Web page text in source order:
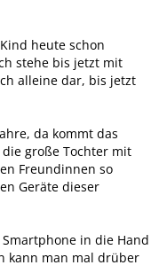
heute schon
stehe bis jetzt mit
alleine dar, bis jetzt
da kommt das
große Tochter mit
Freundinnen so
Geräte dieser
in die Hand
kann man mal drüber